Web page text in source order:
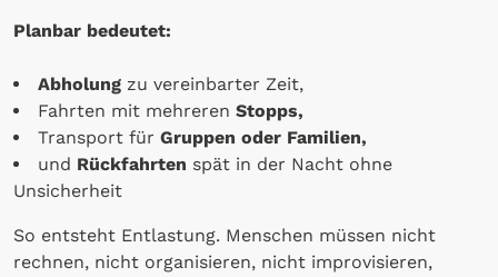
Planbar bedeutet:
Abholung zu vereinbarter Zeit,
Fahrten mit mehreren Stopps,
Transport für Gruppen oder Familien,
und Rückfahrten spät in der Nacht ohne
Unsicherheit
So entsteht Entlastung. Menschen müssen nicht
rechnen, nicht organisieren, nicht improvisieren,